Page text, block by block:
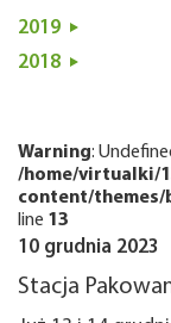
Warning:
/home/virtualki/
content/themes/
line 13
10 grudnia 2023
Stacja
2019
2018